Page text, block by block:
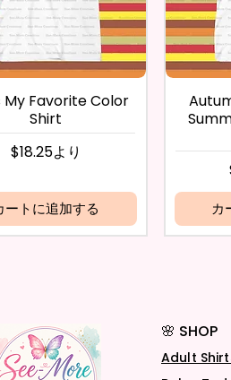
My Favorite Color
Shirt
$18.25より
セール価格
ートに追加する カ
🌸 SHOP
Adult